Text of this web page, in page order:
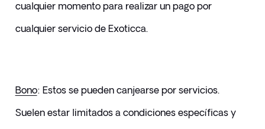
cualquier momento para realizar un pago por
cualquier servicio de Exoticca.
Bono: Estos se pueden canjearse por servicios.
Suelen estar limitados a condiciones específicas y